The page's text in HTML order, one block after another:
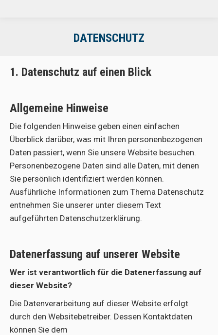
DATENSCHUTZ
1. Datenschutz auf einen Blick
Allgemeine Hinweise
Die folgenden Hinweise geben einen einfachen
Überblick darüber, was mit Ihren personenbezogenen
Daten passiert, wenn Sie unsere Website besuchen.
Personenbezogene Daten sind alle Daten, mit denen
Sie persönlich identifiziert werden können.
Ausführliche Informationen zum Thema Datenschutz
entnehmen Sie unserer unter diesem Text
aufgeführten Datenschutzerklärung.
Datenerfassung auf unserer Website
Wer ist verantwortlich für die Datenerfassung auf
dieser Website?
Die Datenverarbeitung auf dieser Website erfolgt
durch den Websitebetreiber. Dessen Kontaktdaten
können Sie dem